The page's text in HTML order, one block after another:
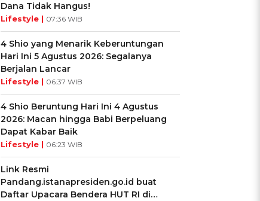
Dana Tidak Hangus!
Lifestyle | 07:36 WIB
4 Shio yang Menarik Keberuntungan
Hari Ini 5 Agustus 2026: Segalanya
Berjalan Lancar
Lifestyle | 06:37 WIB
4 Shio Beruntung Hari Ini 4 Agustus
2026: Macan hingga Babi Berpeluang
Dapat Kabar Baik
Lifestyle | 06:23 WIB
Link Resmi
Pandang.istanapresiden.go.id buat
Daftar Upacara Bendera HUT RI di